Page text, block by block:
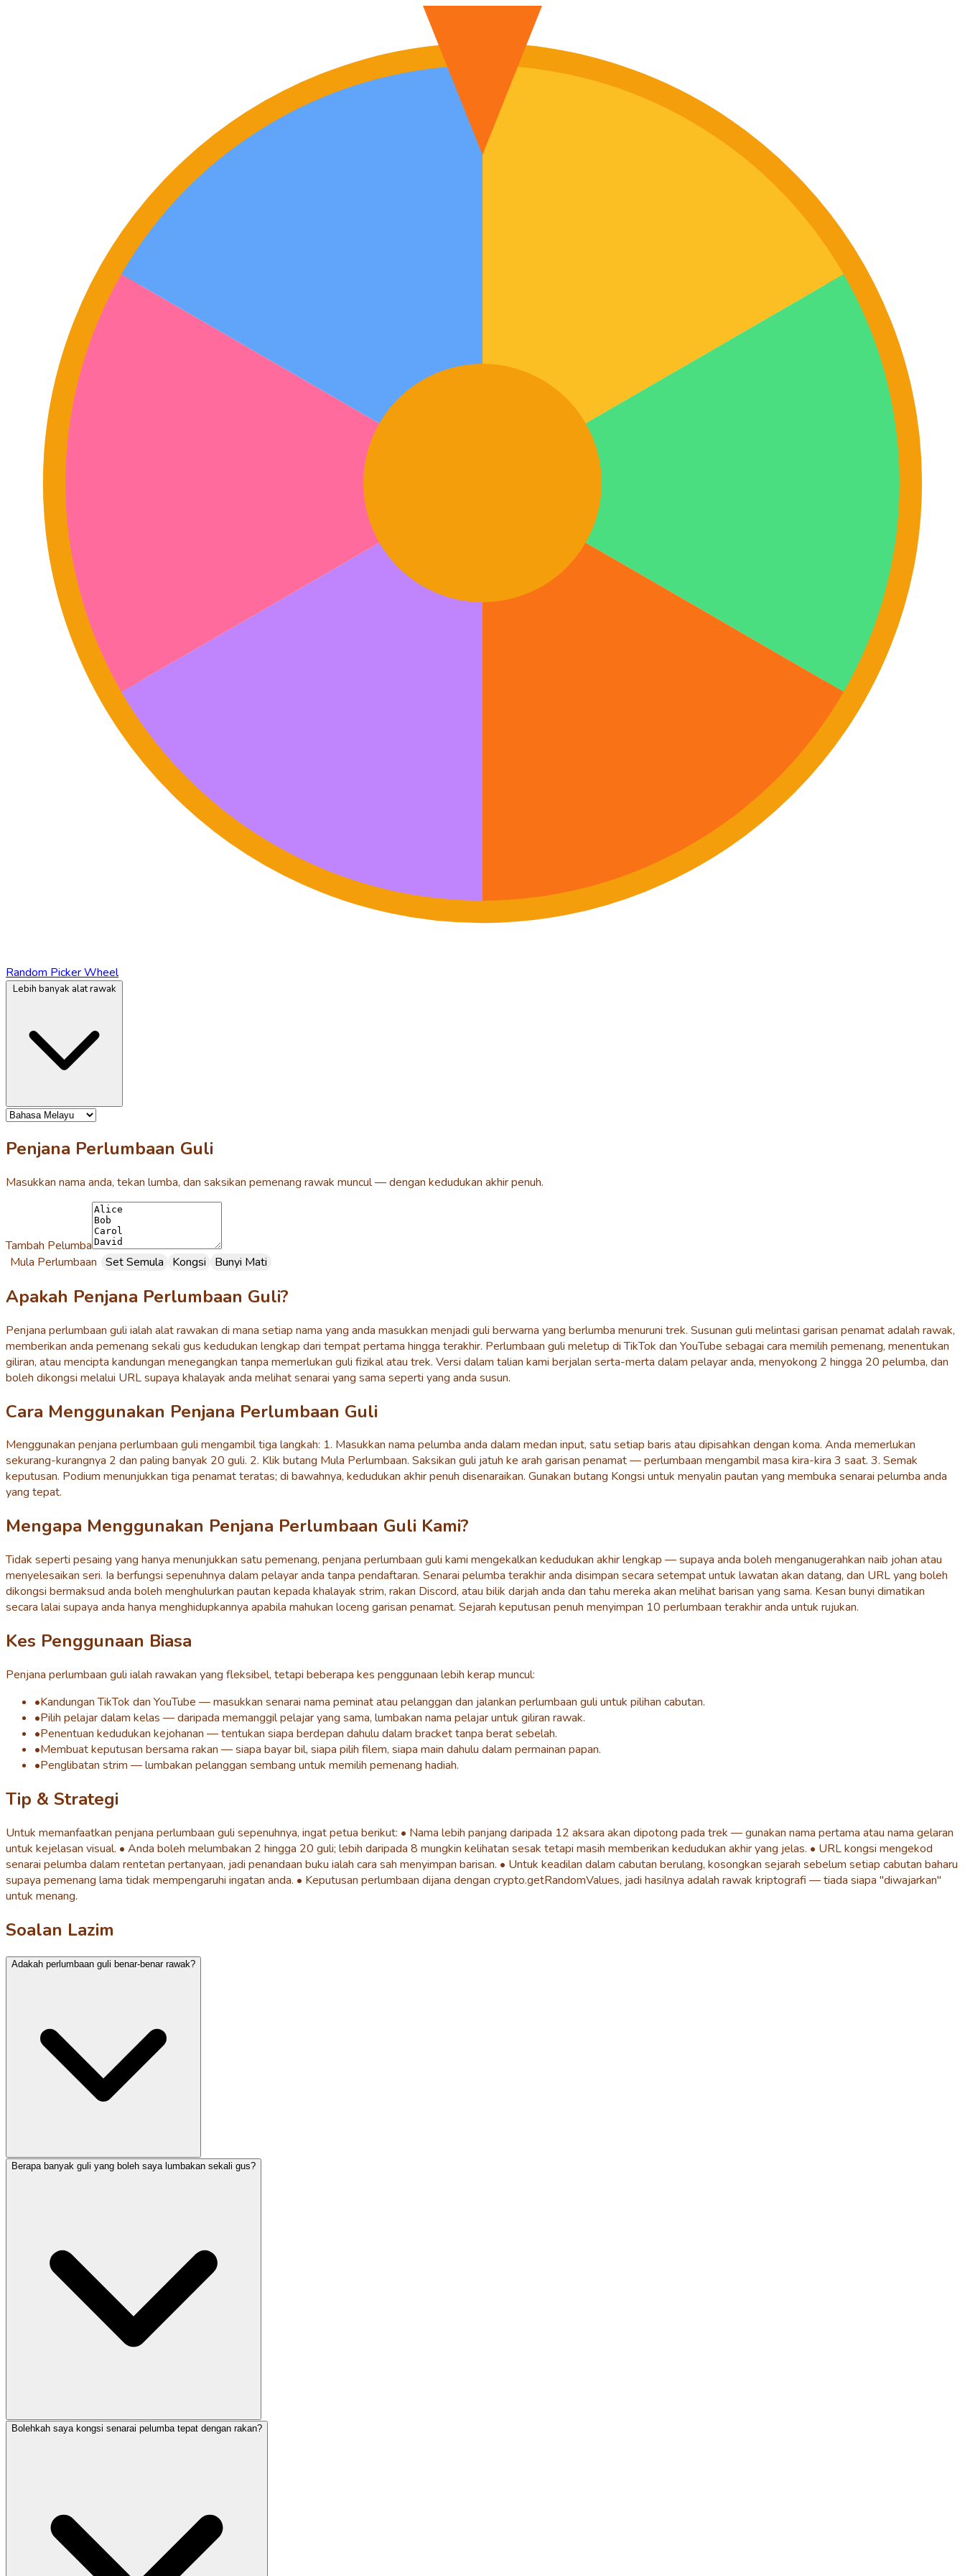
Random Picker Wheel
Penjana Perlumbaan Guli
Masukkan nama anda, tekan lumba, dan saksikan pemenang rawak muncul — dengan kedudukan akhir penuh.
Tambah Pelumba
Mula Perlumbaan Set Semula Kongsi Bunyi Mati
Apakah Penjana Perlumbaan Guli?
Penjana perlumbaan guli ialah alat rawakan di mana setiap nama yang anda masukkan menjadi guli berwarna yang berlumba menuruni trek. Susunan guli melintasi garisan penamat adalah rawak,
memberikan anda pemenang sekali gus kedudukan lengkap dari tempat pertama hingga terakhir. Perlumbaan guli meletup di TikTok dan YouTube sebagai cara memilih pemenang, menentukan
giliran, atau mencipta kandungan menegangkan tanpa memerlukan guli fizikal atau trek. Versi dalam talian kami berjalan serta-merta dalam pelayar anda, menyokong 2 hingga 20 pelumba, dan
boleh dikongsi melalui URL supaya khalayak anda melihat senarai yang sama seperti yang anda susun.
Cara Menggunakan Penjana Perlumbaan Guli
Menggunakan penjana perlumbaan guli mengambil tiga langkah: 1. Masukkan nama pelumba anda dalam medan input, satu setiap baris atau dipisahkan dengan koma. Anda memerlukan
sekurang-kurangnya 2 dan paling banyak 20 guli. 2. Klik butang Mula Perlumbaan. Saksikan guli jatuh ke arah garisan penamat — perlumbaan mengambil masa kira-kira 3 saat. 3. Semak
keputusan. Podium menunjukkan tiga penamat teratas; di bawahnya, kedudukan akhir penuh disenaraikan. Gunakan butang Kongsi untuk menyalin pautan yang membuka senarai pelumba anda
yang tepat.
Mengapa Menggunakan Penjana Perlumbaan Guli Kami?
Tidak seperti pesaing yang hanya menunjukkan satu pemenang, penjana perlumbaan guli kami mengekalkan kedudukan akhir lengkap — supaya anda boleh menganugerahkan naib johan atau
menyelesaikan seri. Ia berfungsi sepenuhnya dalam pelayar anda tanpa pendaftaran. Senarai pelumba terakhir anda disimpan secara setempat untuk lawatan akan datang, dan URL yang boleh
dikongsi bermaksud anda boleh menghulurkan pautan kepada khalayak strim, rakan Discord, atau bilik darjah anda dan tahu mereka akan melihat barisan yang sama. Kesan bunyi dimatikan
secara lalai supaya anda hanya menghidupkannya apabila mahukan loceng garisan penamat. Sejarah keputusan penuh menyimpan 10 perlumbaan terakhir anda untuk rujukan.
Kes Penggunaan Biasa
Penjana perlumbaan guli ialah rawakan yang fleksibel, tetapi beberapa kes penggunaan lebih kerap muncul:
•Kandungan TikTok dan YouTube — masukkan senarai nama peminat atau pelanggan dan jalankan perlumbaan guli untuk pilihan cabutan.
•Pilih pelajar dalam kelas — daripada memanggil pelajar yang sama, lumbakan nama pelajar untuk giliran rawak.
•Penentuan kedudukan kejohanan — tentukan siapa berdepan dahulu dalam bracket tanpa berat sebelah.
•Membuat keputusan bersama rakan — siapa bayar bil, siapa pilih filem, siapa main dahulu dalam permainan papan.
•Penglibatan strim — lumbakan pelanggan sembang untuk memilih pemenang hadiah.
Tip & Strategi
Untuk memanfaatkan penjana perlumbaan guli sepenuhnya, ingat petua berikut: • Nama lebih panjang daripada 12 aksara akan dipotong pada trek — gunakan nama pertama atau nama gelaran
untuk kejelasan visual. • Anda boleh melumbakan 2 hingga 20 guli; lebih daripada 8 mungkin kelihatan sesak tetapi masih memberikan kedudukan akhir yang jelas. • URL kongsi mengekod
senarai pelumba dalam rentetan pertanyaan, jadi penandaan buku ialah cara sah menyimpan barisan. • Untuk keadilan dalam cabutan berulang, kosongkan sejarah sebelum setiap cabutan baharu
supaya pemenang lama tidak mempengaruhi ingatan anda. • Keputusan perlumbaan dijana dengan crypto.getRandomValues, jadi hasilnya adalah rawak kriptografi — tiada siapa "diwajarkan"
untuk menang.
Soalan Lazim
Adakah perlumbaan guli benar-benar rawak?
Berapa banyak guli yang boleh saya lumbakan sekali gus?
Bolehkah saya kongsi senarai pelumba tepat dengan rakan?